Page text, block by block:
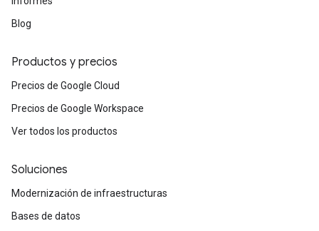
Blog
Productos y precios
Precios de Google Cloud
Precios de Google Workspace
Ver todos los productos
Soluciones
Modernización de infraestructuras
Bases de datos